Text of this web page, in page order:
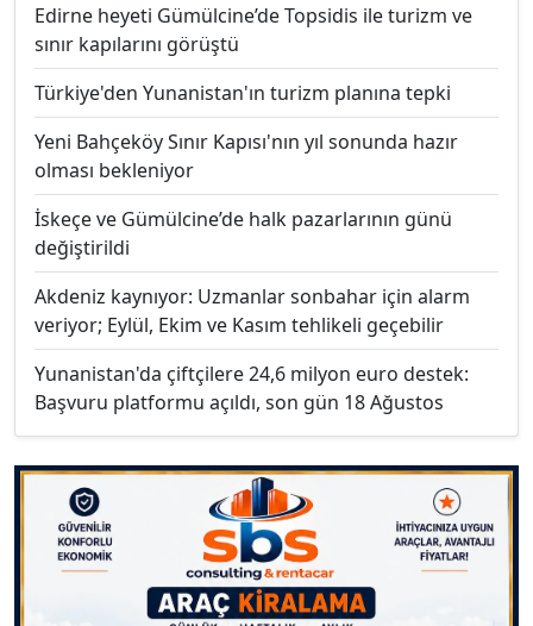
Edirne heyeti Gümülcine’de Topsidis ile turizm ve
sınır kapılarını görüştü
Türkiye'den Yunanistan'ın turizm planına tepki
Yeni Bahçeköy Sınır Kapısı'nın yıl sonunda hazır
olması bekleniyor
İskeçe ve Gümülcine’de halk pazarlarının günü
değiştirildi
Akdeniz kaynıyor: Uzmanlar sonbahar için alarm
veriyor; Eylül, Ekim ve Kasım tehlikeli geçebilir
Yunanistan'da çiftçilere 24,6 milyon euro destek:
Başvuru platformu açıldı, son gün 18 Ağustos